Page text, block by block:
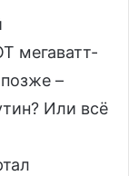
мегаватт-
–
Или всё